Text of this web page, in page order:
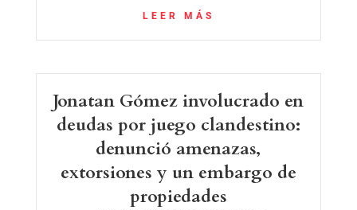
LEER MÁS
Jonatan Gómez involucrado en
deudas por juego clandestino:
denunció amenazas,
extorsiones y un embargo de
propiedades